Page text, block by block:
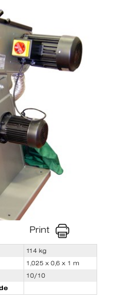
Print
114 kg
1,025 x 0,6 x 1 m
10/10